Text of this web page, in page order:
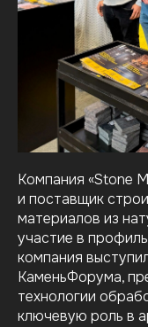
Компания «Stone
и поставщик
материалов из
участие в
компания
КаменьФорума,
технологии
ключевую роль в